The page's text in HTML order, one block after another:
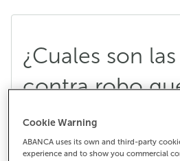
¿Cuales son
contra robo
tener una
efectos del
Cookie Warning
ABANCA uses its own and third-party
experience and to show you commercial